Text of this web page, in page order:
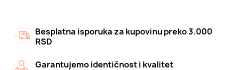
Besplatna isporuka za kupovinu preko 3.000
RSD
Garantujemo identičnost i kvalitet